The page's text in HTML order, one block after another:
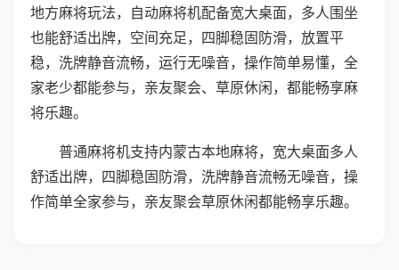
地方麻将玩法，自动麻将机配备宽大桌面，多人围坐
也能舒适出牌，空间充足，四脚稳固防滑，放置平
稳，洗牌静音流畅，运行无噪音，操作简单易懂，全
家老少都能参与，亲友聚会、草原休闲，都能畅享麻
将乐趣。
普通麻将机支持内蒙古本地麻将，宽大桌面多人
舒适出牌，四脚稳固防滑，洗牌静音流畅无噪音，操
作简单全家参与，亲友聚会草原休闲都能畅享乐趣。